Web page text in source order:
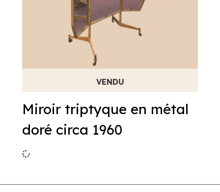
Miroir triptyque en métal
doré circa 1960